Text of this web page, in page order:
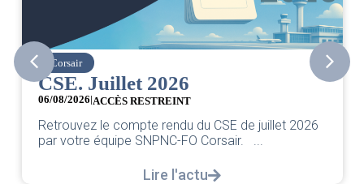
Corsair
CSE. Juillet 2026
06/08/2026|ACCÈS RESTREINT
Retrouvez le compte rendu du CSE de juillet 2026
par votre équipe SNPNC-FO Corsair. ...
Lire l'actu